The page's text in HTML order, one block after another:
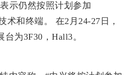
示仍然按照计划参加
术和终端。 在2月24-27日，
为3F30，Hall3。